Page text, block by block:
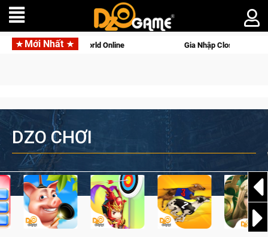
Mới Nhất
Nhập Closed Beta Norse Saga: Cửu Giới Thức Tỉnh, Săn DJI Osmo Pocket 3
DZO CHƠI